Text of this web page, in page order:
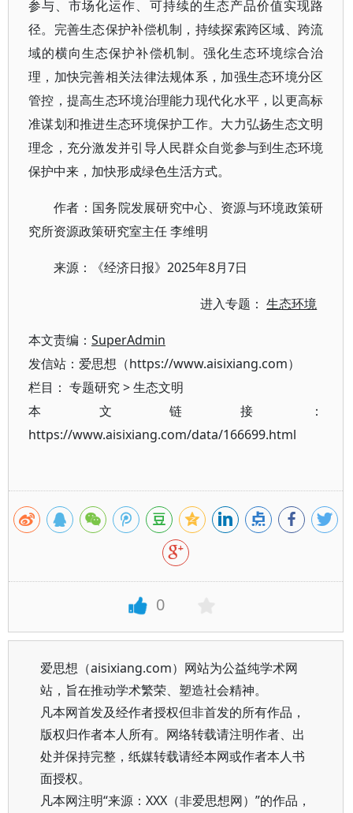
参与、市场化运作、可持续的生态产品价值实现路
径。完善生态保护补偿机制，持续探索跨区域、跨流
域的横向生态保护补偿机制。强化生态环境综合治
理，加快完善相关法律法规体系，加强生态环境分区
管控，提高生态环境治理能力现代化水平，以更高标
准谋划和推进生态环境保护工作。大力弘扬生态文明
理念，充分激发并引导人民群众自觉参与到生态环境
保护中来，加快形成绿色生活方式。
作者：国务院发展研究中心、资源与环境政策研
究所资源政策研究室主任 李维明
来源：《经济日报》2025年8月7日
进入专题：生态环境
本文责编： SuperAdmin
发信站：爱思想（https://www.aisixiang.com）
栏目： 专题研究>生态文明
本文链接：
https://www.aisixiang.com/data/166699.html
0
爱思想（aisixiang.com）网站为公益纯学术网
站，旨在推动学术繁荣、塑造社会精神。
凡本网首发及经作者授权但非首发的所有作品，
版权归作者本人所有。网络转载请注明作者、出
处并保持完整，纸媒转载请经本网或作者本人书
面授权。
凡本网注明“来源：XXX（非爱思想网）”的作品，